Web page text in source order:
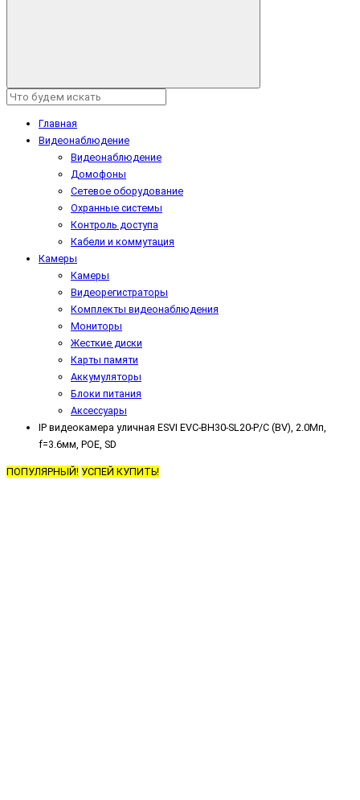
Главная
Видеонаблюдение
Видеонаблюдение
Домофоны
Сетевое оборудование
Охранные системы
Контроль доступа
Кабели и коммутация
Камеры
Камеры
Видеорегистраторы
Комплекты видеонаблюдения
Мониторы
Жесткие диски
Карты памяти
Аккумуляторы
Блоки питания
Аксессуары
IP видеокамера уличная ESVI EVC-BH30-SL20-P/C (BV), 2.0Мп,
f=3.6мм, POE, SD
ПОПУЛЯРНЫЙ! УСПЕЙ КУПИТЬ!